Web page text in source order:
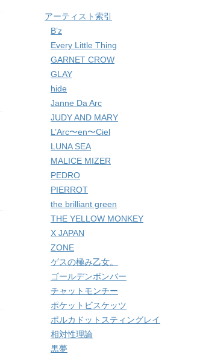
アーティスト索引
B’z
Every Little Thing
GARNET CROW
GLAY
hide
Janne Da Arc
JUDY AND MARY
L’Arc〜en〜Ciel
LUNA SEA
MALICE MIZER
PEDRO
PIERROT
the brilliant green
THE YELLOW MONKEY
X JAPAN
ZONE
ゲスの極み乙女。
ゴールデンボンバー
チャットモンチー
ポケットビスケッツ
ポルカドットスティングレイ
相対性理論
黒夢